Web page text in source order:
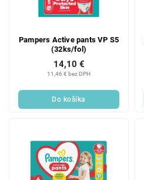
Pampers Active pants VP S5
(32ks/fol)
11,46 € bez DPH
14,10 €
Do košíka